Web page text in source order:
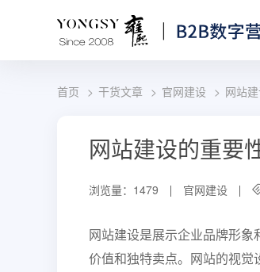
首页 干货文章 官网建设 网站
网站建设的重要
浏览量：1479 官网建设
网站建设是展示企业品牌形
价值和独特卖点。网站的视